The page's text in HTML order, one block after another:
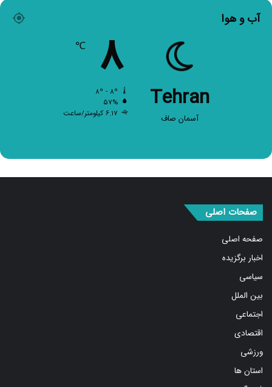
آب و هوا
Tehran
آسمان صاف
۸
۵۷%
۶.۱۷ کیلومتر/ساعت
صفحه اصلی
اخبار برگزیده
سیاسی
بین الملل
اجتماعی
اقتصادی
ورزشی
استان ها
فرهنگ و هنر